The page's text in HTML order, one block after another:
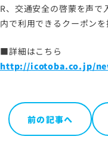
サイトマップ
サイトのご利用について
ソーシャルメディアポリ
情報セキュリティポリシ
労働者派遣事業に関わる
メールマガジン
R、交通安全の啓蒙を声で
内で利用できるクーポンを
■詳細はこちら
http://icotoba.co.jp/
前の記事へ